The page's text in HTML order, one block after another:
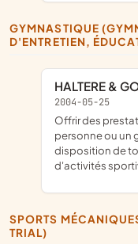
GYMNASTIQUE (GYMNASTIQUE, GYMNASTIQUE
D'ENTRETIEN,
HALTERE &
2004-05-25
offrir des prestations maintien de la forme à une
personne ou un
disposition de
d'activités
SPORTS MÉCANIQUES (SPORT AUTOMOBILE, MOTO,
TRIAL)